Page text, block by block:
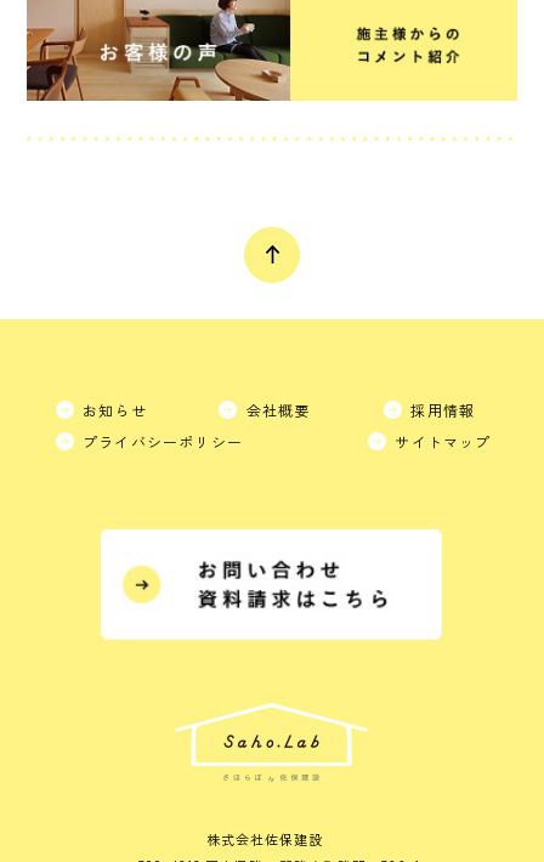
お知らせ 会社概要
採用情報
プライバシーポリシー
サイトマップ
株式会社佐保建設